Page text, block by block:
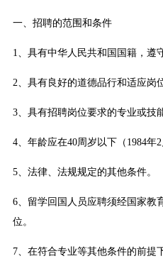
一、招聘的范围和条件
1、具有中华人民共和国国籍，遵
2、具有良好的道德品行和适应岗
3、具有招聘岗位要求的专业或技
4、年龄应在40周岁以下（1984年2
5、法律、法规规定的其他条件。
6、留学回国人员应聘须经国家教
位。
7、在符合专业等其他条件的前提